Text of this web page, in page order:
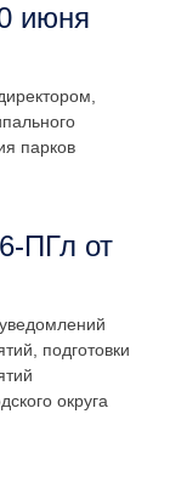
июня
парков
ПГл от
подготовки
округа